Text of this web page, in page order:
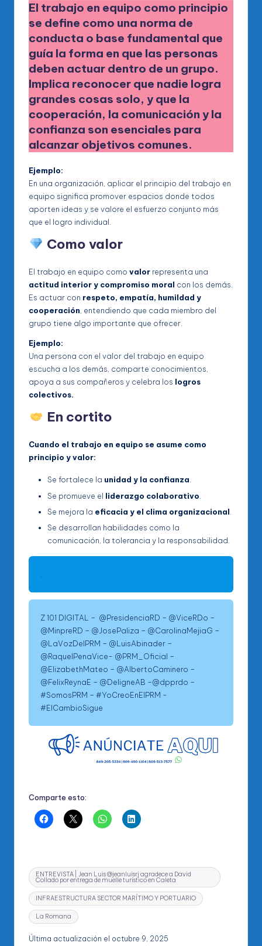
El trabajo en equipo como principio
se define como una norma de
conducta o base fundamental que
guía la forma en que las personas
deben actuar dentro de un grupo.
Implica reconocer que nadie logra
grandes cosas solo, y que la
cooperación, la comunicación y la
confianza son esenciales para
alcanzar objetivos comunes.
Ejemplo:
En una organización, aplicar el principio del trabajo en
equipo significa promover espacios donde todos
aporten ideas y se valore el esfuerzo conjunto más
que el logro individual.
Como valor
El trabajo en equipo como valor representa una
actitud interior y compromiso moral con los demás.
Es actuar con respeto, empatía, humildad y
cooperación, entendiendo que cada miembro del
grupo tiene algo importante que ofrecer.
Ejemplo:
Una persona con el valor del trabajo en equipo
escucha a los demás, comparte conocimientos,
apoya a sus compañeros y celebra los logros
colectivos.
En cortito
Cuando el trabajo en equipo se asume como
principio y valor:
Se fortalece la unidad y la confianza.
Se promueve el liderazgo colaborativo
Se mejora la eficacia y el clima organizacional
Se desarrollan habilidades como la
comunicación, la tolerancia y la responsabilidad.
Z 101 DIGITAL – @PresidenciaRD – @ViceRDo –
@MinpreRD – @JosePaliza – @CarolinaMejiaG –
@LaVozDelPRM – @LuisAbinader –
@RaquelPenaVice- @PRM_Oficial –
@ElizabethMateo – @AlbertoCaminero –
@FelixReynaE – @DeligneAB –@dpprdo –
#SomosPRM – #YoCreoEnElPRM -
#ElCambioSigue
Comparte esto:
Etiquetas:
ENTREVISTA | Jean Luis @jeanluisrj agradece a David
Collado por entrega de muelle turístico en Caleta
INFRAESTRUCTURA SECTOR MARÍTIMO Y PORTUARIO
La Romana
Última actualización el octubre 9, 2025